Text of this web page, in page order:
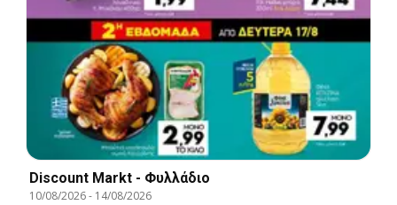
Discount Markt - Φυλλάδιο
10/08/2026- 14/08/2026